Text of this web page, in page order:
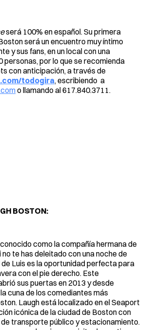
será 100% en español. Su primera
será un encuentro muy íntimo
y sus fans, en un local con una
personas, por lo que se recomienda
con anticipación, a través de
todogira, escribiendo a
o llamando al 617.840.3711.
BOSTON:
como la compañía hermana de
no te has deleitado con una noche de
Luis es la oportunidad perfecta para
con el pie derecho. Este
sus puertas en 2013 y desde
cuna de los comediantes más
Laugh está localizado en el Seaport
icónica de la ciudad de Boston con
transporte público y estacionamiento.